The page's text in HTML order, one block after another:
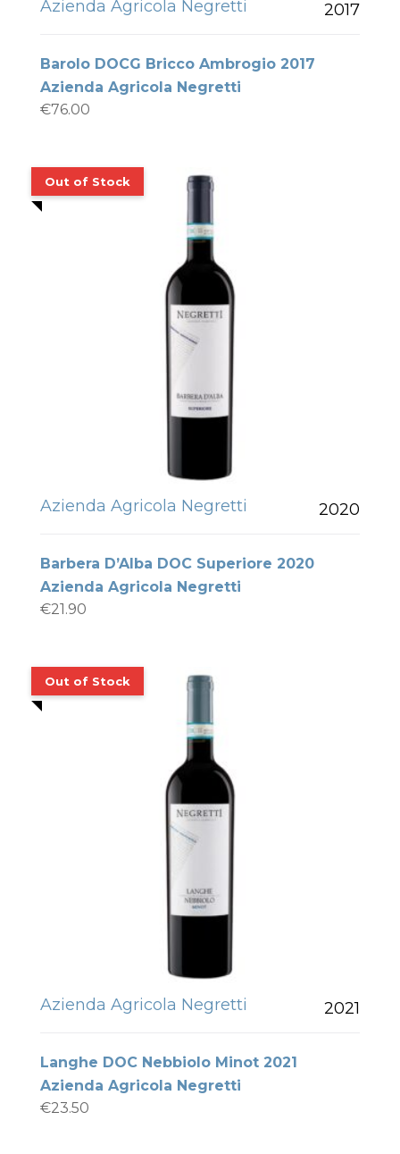
Azienda Agricola Negretti 2017
Barolo DOCG Bricco Ambrogio 2017
Azienda Agricola Negretti
€76.00
Azienda Agricola Negretti 2020
Barbera D’Alba DOC Superiore 2020
Azienda Agricola Negretti
€21.90
Azienda Agricola Negretti 2021
Langhe DOC Nebbiolo Minot 2021
Azienda Agricola Negretti
€23.50